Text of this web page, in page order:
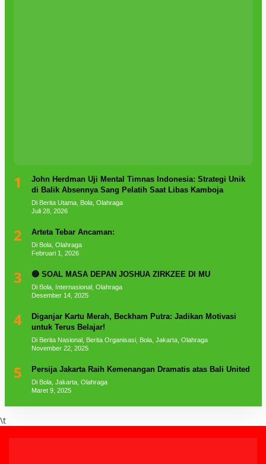
1
John Herdman Uji Mental Timnas Indonesia: Strategi Unik
di Balik Absennya Sang Pelatih Saat Libas Kamboja
Di Berita Utama, Bola, Olahraga
Juli 28, 2026
2 Arteta Tebar Ancaman:
Di Bola, Olahraga
Februari 1, 2026
3 🔴 SOAL MASA DEPAN JOSHUA ZIRKZEE DI MU
Di Bola, Internasional, Olahraga
Desember 14, 2025
4
Diganjar Kartu Merah, Beckham Putra: Jadikan Motivasi
untuk Terus Belajar!
Di Berita Nasional, Berita Organisasi, Bola, Jakarta, Olahraga
November 22, 2025
5 Persija Jakarta Raih Kemenangan Dramatis atas Bali United
Di Bola, Jakarta, Olahraga
Maret 9, 2025
\t